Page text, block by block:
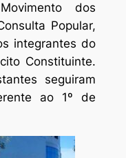
dos
Popular,
integrantes do
Constituinte.
seguiram
ao 1º de